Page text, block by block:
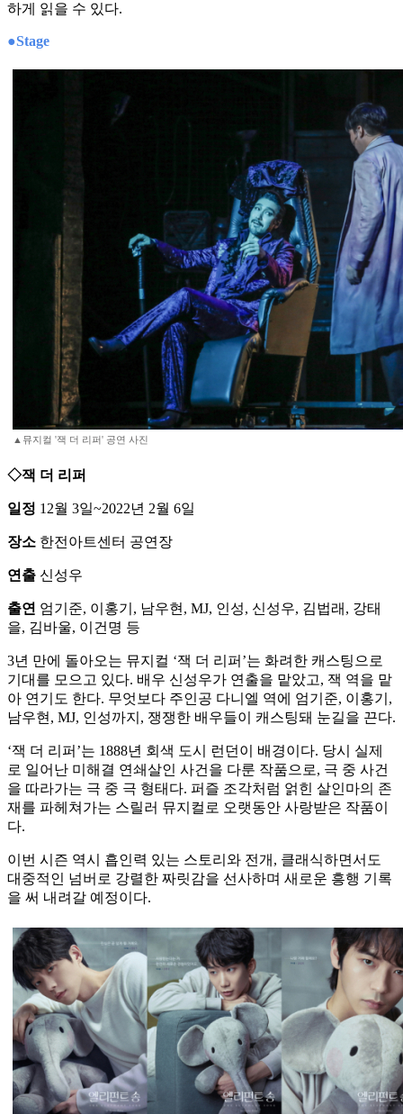
하게 읽을 수 있다.
●Stage
▲뮤지컬 '잭 더 리퍼' 공연 사진
◇잭 더 리퍼
일정 12월 3일~2022년 2월 6일
장소 한전아트센터 공연장
연출 신성우
출연 엄기준, 이홍기, 남우현, MJ, 인성, 신성우, 김법래, 강태
을, 김바울, 이건명 등
3년 만에 돌아오는 뮤지컬 ‘잭 더 리퍼’는 화려한 캐스팅으로
기대를 모으고 있다. 배우 신성우가 연출을 맡았고, 잭 역을 맡
아 연기도 한다. 무엇보다 주인공 다니엘 역에 엄기준, 이홍기,
남우현, MJ, 인성까지, 쟁쟁한 배우들이 캐스팅돼 눈길을 끈다.
‘잭 더 리퍼’는 1888년 회색 도시 런던이 배경이다. 당시 실제
로 일어난 미해결 연쇄살인 사건을 다룬 작품으로, 극 중 사건
을 따라가는 극 중 극 형태다. 퍼즐 조각처럼 얽힌 살인마의 존
재를 파헤쳐가는 스릴러 뮤지컬로 오랫동안 사랑받은 작품이
다.
이번 시즌 역시 흡인력 있는 스토리와 전개, 클래식하면서도
대중적인 넘버로 강렬한 짜릿감을 선사하며 새로운 흥행 기록
을 써 내려갈 예정이다.